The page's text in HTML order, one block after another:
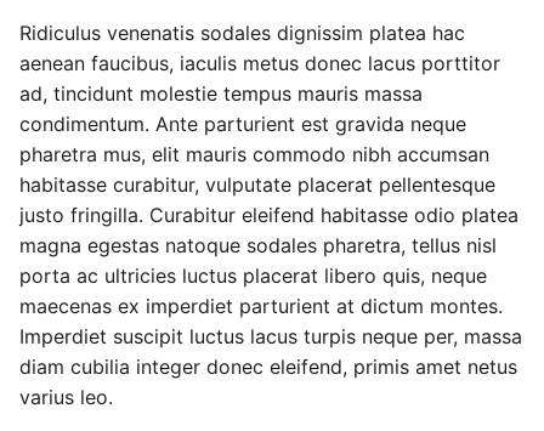
Ridiculus venenatis sodales dignissim platea hac
aenean faucibus, iaculis metus donec lacus porttitor
ad, tincidunt molestie tempus mauris massa
condimentum. Ante parturient est gravida neque
pharetra mus, elit mauris commodo nibh accumsan
habitasse curabitur, vulputate placerat pellentesque
justo fringilla. Curabitur eleifend habitasse odio platea
magna egestas natoque sodales pharetra, tellus nisl
porta ac ultricies luctus placerat libero quis, neque
maecenas ex imperdiet parturient at dictum montes.
Imperdiet suscipit luctus lacus turpis neque per, massa
diam cubilia integer donec eleifend, primis amet netus
varius leo.